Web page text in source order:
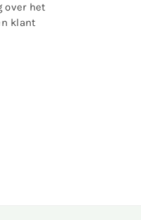
over het
klant